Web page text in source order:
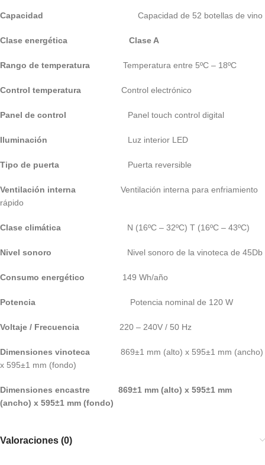
Capacidad Capacidad de 52 botellas de vino
Clase energética Clase A
Rango de temperatura Temperatura entre 5ºC – 18ºC
Control temperatura Control electrónico
Panel de control Panel touch control digital
Iluminación Luz interior LED
Tipo de puerta Puerta reversible
Ventilación interna Ventilación interna para enfriamiento
rápido
Clase climática N (16ºC – 32ºC) T (16ºC – 43ºC)
Nivel sonoro Nivel sonoro de la vinoteca de 45Db
Consumo energético 149 Wh/año
Potencia Potencia nominal de 120 W
Voltaje / Frecuencia 220 – 240V / 50 Hz
Dimensiones vinoteca 869±1 mm (alto) x 595±1 mm (ancho)
x 595±1 mm (fondo)
Dimensiones encastre 869±1 mm (alto) x 595±1 mm
(ancho) x 595±1 mm (fondo)
Valoraciones (0)